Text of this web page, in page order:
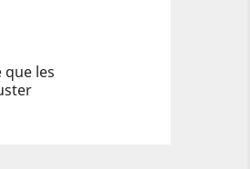
que les